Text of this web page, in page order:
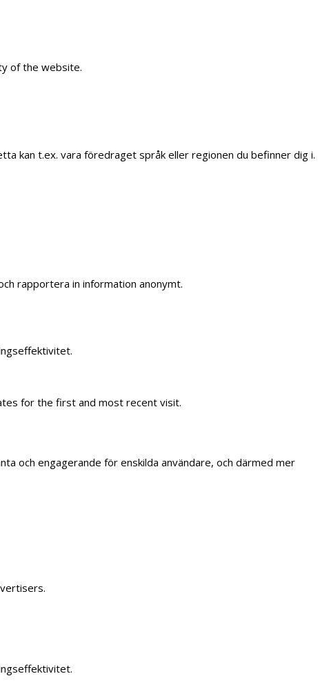
of the website.
kan t.ex. vara föredraget språk eller regionen du befinner dig i.
rapportera in information anonymt.
for the first and most recent visit.
och engagerande för enskilda användare, och därmed mer